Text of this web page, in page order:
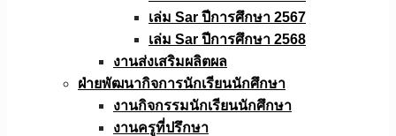
เล่ม Sar ปีการศึกษา 2567
เล่ม Sar ปีการศึกษา 2568
งานส่งเสริมผลิตผล
ฝ่ายพัฒนากิจการนักเรียนนักศึกษา
งานกิจกรรมนักเรียนนักศึกษา
งานครูที่ปรึกษา